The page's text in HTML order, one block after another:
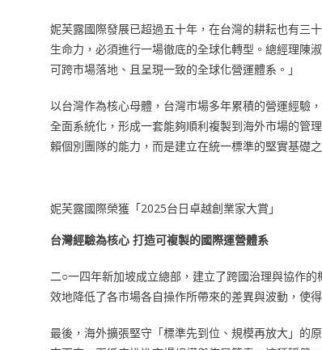
妮芙露國際發展已超過五十年，在台灣的耕耘也有三
生命力，必須進行一場徹底的全球化轉型。總經理陳
可跨市場落地、且呈現一致的全球化營運體系。」
以台灣作為核心母體，台灣市場多年累積的營運經驗
全面系統化，形成一套能夠順利複製到海外市場的管
賴個別團隊的能力，而是建立在統一標準的堅實基礎之
妮芙露國際榮獲「2025台日卓越創業家大賞」
台灣經驗為核心 打造可複製的國際運營體系
二○一四年新加坡成立總部，建立了跨國治理與協作
效地降低了各市場各自操作所帶來的差異與波動，使
最後，海外擴張堅守「標準先到位、規模再放大」的